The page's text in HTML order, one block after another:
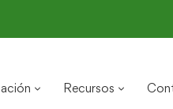
Recursos